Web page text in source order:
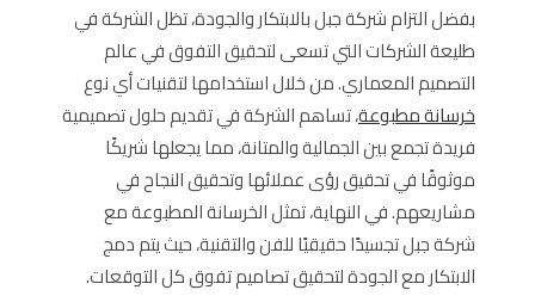
بفضل التزام شركة جبل بالابتكار والجودة، تظل الشركة في
طليعة الشركات التي تسعى لتحقيق التفوق في عالم
التصميم المعماري. من خلال استخدامها لتقنيات أي نوع
خرسانة مطبوعة، تساهم الشركة في تقديم حلول تصميمية
فريدة تجمع بين الجمالية والمتانة، مما يجعلها شريكًا
موثوقًا في تحقيق رؤى عملائها وتحقيق النجاح في
مشاريعهم. في النهاية، تمثل الخرسانة المطبوعة مع
شركة جبل تجسيدًا حقيقيًا للفن والتقنية، حيث يتم دمج
الابتكار مع الجودة لتحقيق تصاميم تفوق كل التوقعات.